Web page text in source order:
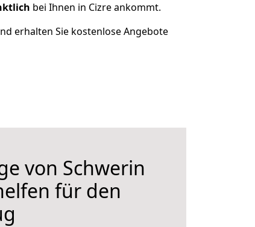
bei Ihnen in Cizre ankommt.
erhalten Sie kostenlose Angebote
von Schwerin
für den